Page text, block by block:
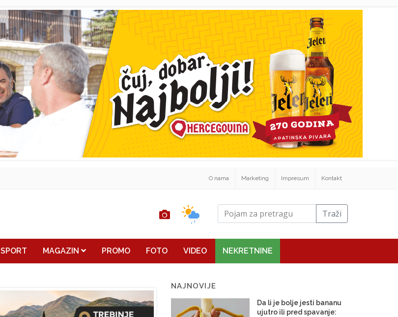
O nama Marketing Impresum Kontakt
Traži
SPORT MAGAZIN PROMO FOTO VIDEO NEKRETNINE
NAJNOVIJE
Da li je bolje jesti bananu
ujutro ili pred spavanje: